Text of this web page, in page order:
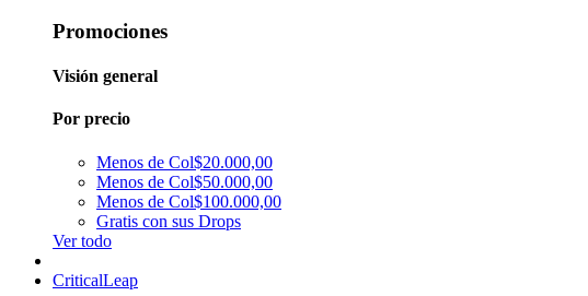
Promociones
Visión general
Por precio
Menos de Col$20.000,00
Menos de Col$50.000,00
Menos de Col$100.000,00
Gratis con sus Drops
Ver todo
CriticalLeap